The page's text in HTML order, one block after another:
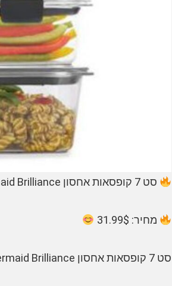
סט 7 קופסאות אחסון Rubbermaid Brilliance
מחיר: 31.99$
סט 7 קופסאות אחסון Rubbermaid Brilliance מציע פתרון אידיאלי עבור אחסון מזון ותיק התעשייתי